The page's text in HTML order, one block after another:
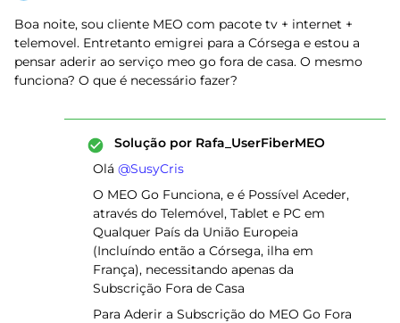
Boa noite, sou cliente MEO com pacote tv + internet +
telemovel. Entretanto emigrei para a Córsega e estou a
pensar aderir ao serviço meo go fora de casa. O mesmo
funciona? O que é necessário fazer?
Solução por Rafa_UserFiberMEO
Olá ​ @SusyCris
O MEO Go Funciona, e é Possível Aceder,
através do Telemóvel, Tablet e PC em
Qualquer País da União Europeia
(Incluíndo então a Córsega, ilha em
França), necessitando apenas da
Subscrição Fora de Casa
Para Aderir a Subscrição do MEO Go Fora